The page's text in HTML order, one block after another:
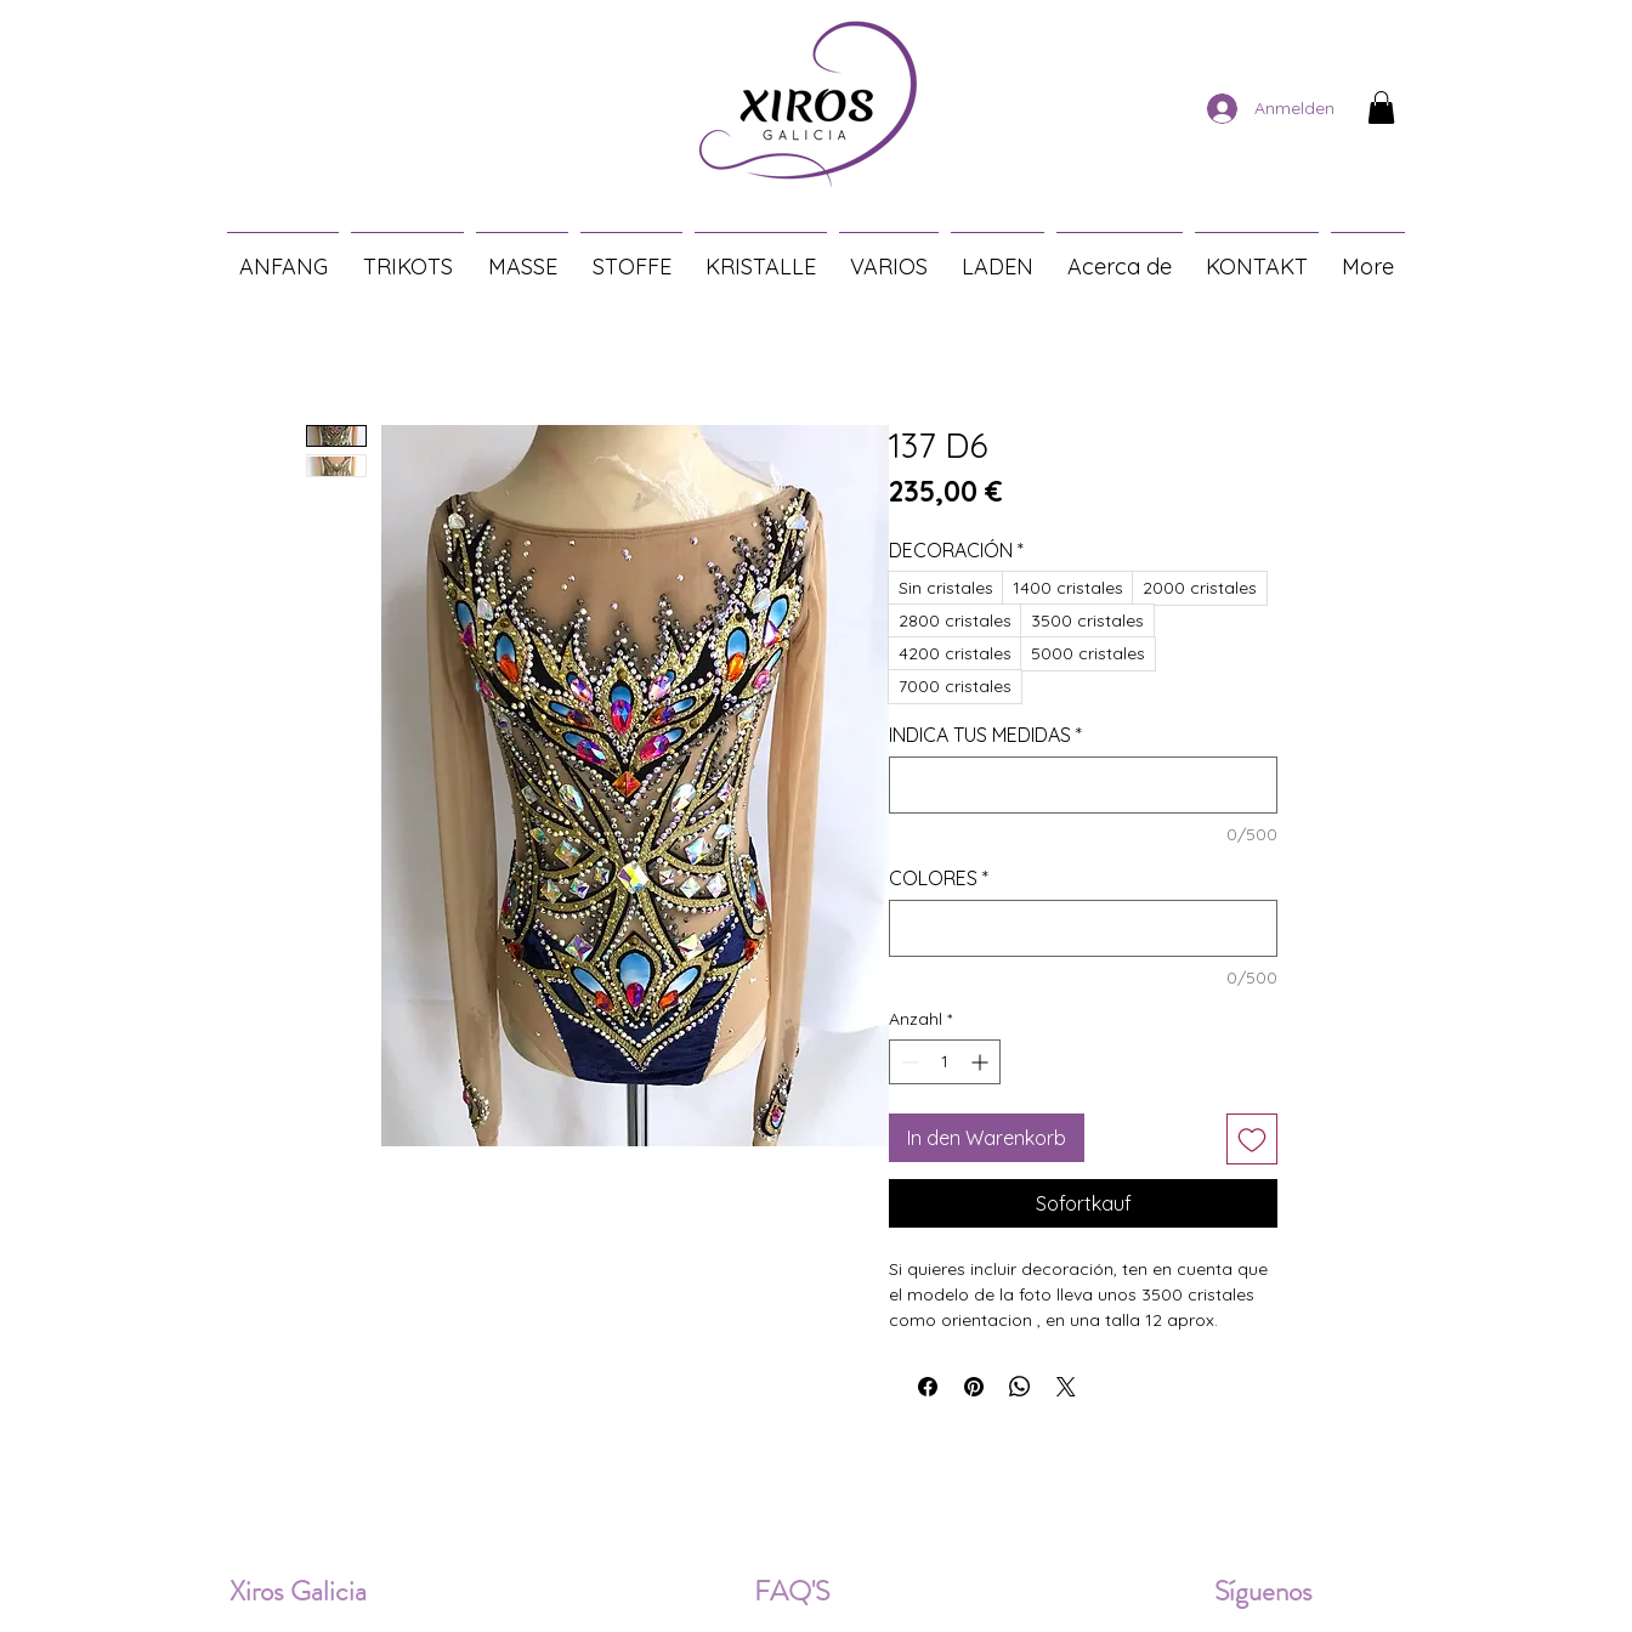
Anmelden
ANFANG TRIKOTS MASSE STOFFE KRISTALLE VARIOS LADEN Acerca de KONTAKT More
137 D6
235,00 €
DECORACIÓN *
Sin cristales 1400 cristales
2000 cristales
2800 cristales
3500 cristales
4200 cristales
5000 cristales
7000 cristales
INDICA TUS MEDIDAS *
0/500
COLORES *
0/500
Anzahl *
In den Warenkorb
Sofortkauf
Si quieres incluir decoración, ten en cuenta que
el modelo de la foto lleva unos 3500 cristales
como orientacion , en una talla 12 aprox.
Xiros Galicia FAQ'S Síguenos